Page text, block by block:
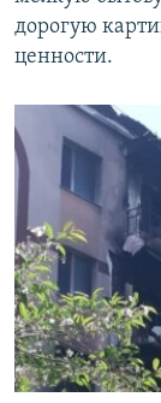
дорогую
ценности.